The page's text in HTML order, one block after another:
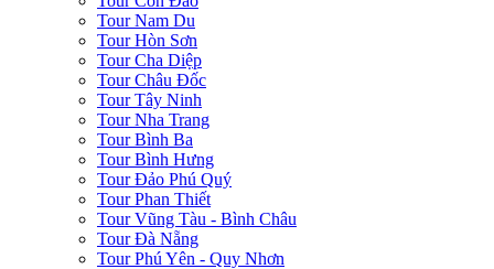
Tour Nam Du
Tour Hòn Sơn
Tour Cha Diệp
Tour Châu Đốc
Tour Tây Ninh
Tour Nha Trang
Tour Bình Ba
Tour Bình Hưng
Tour Đảo Phú Quý
Tour Phan Thiết
Tour Vũng Tàu - Bình Châu
Tour Đà Nẵng
Tour Phú Yên - Quy Nhơn